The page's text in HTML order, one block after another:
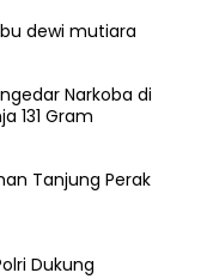
dewi mutiara
Narkoba di
131 Gram
Tanjung Perak
Dukung